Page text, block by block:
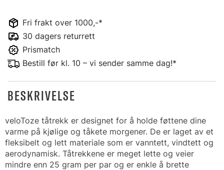
Fri frakt over 1000,-*
30 dagers returrett
Prismatch
Bestill før kl. 10 – vi sender samme dag!*
BESKRIVELSE
veloToze tåtrekk er designet for å holde føttene dine
varme på kjølige og tåkete morgener. De er laget av et
fleksibelt og lett materiale som er vanntett, vindtett og
aerodynamisk. Tåtrekkene er meget lette og veier
mindre enn 25 gram per par og er enkle å brette